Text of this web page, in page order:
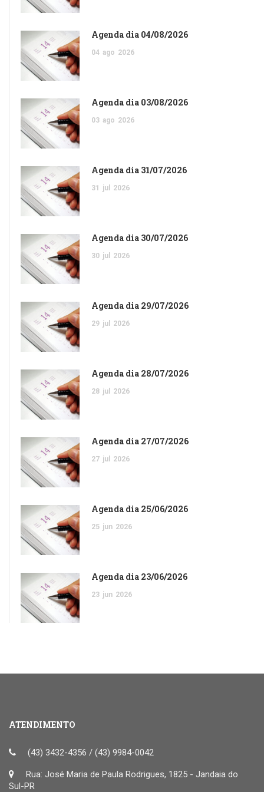
Agenda dia 04/08/2026
04 ago 2026
Agenda dia 03/08/2026
03 ago 2026
Agenda dia 31/07/2026
31 jul 2026
Agenda dia 30/07/2026
30 jul 2026
Agenda dia 29/07/2026
29 jul 2026
Agenda dia 28/07/2026
28 jul 2026
Agenda dia 27/07/2026
27 jul 2026
Agenda dia 25/06/2026
25 jun 2026
Agenda dia 23/06/2026
23 jun 2026
ATENDIMENTO
(43) 3432-4356 / (43) 9984-0042
Rua: José Maria de Paula Rodrigues, 1825 - Jandaia do
Sul-PR